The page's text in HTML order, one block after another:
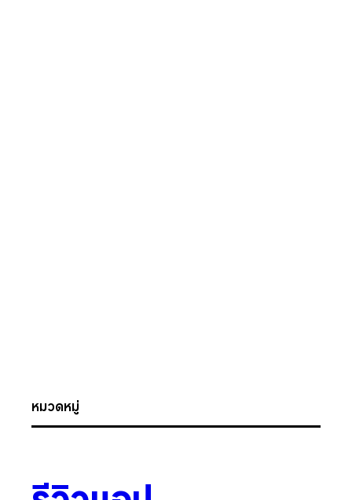
หมวดหมู่